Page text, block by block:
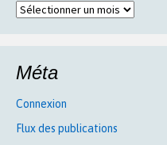
Archives
Méta
Connexion
Flux des publications